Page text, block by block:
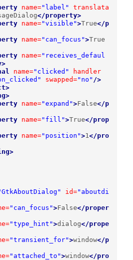
name="label"
translata
</property>
name="visible">True</p
name="can_focus">True
name="receives_defaul
name="clicked"
handler
swapped="no" />
name="expand">False</p
name="fill">True</prop
name="position">1 </pro
id="aboutdi
"can_focus">False</proper
"type_hint">dialog</prope
"transient_for">window</p
"attached_to">window</pro